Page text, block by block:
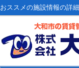
おススメの施設情報の詳